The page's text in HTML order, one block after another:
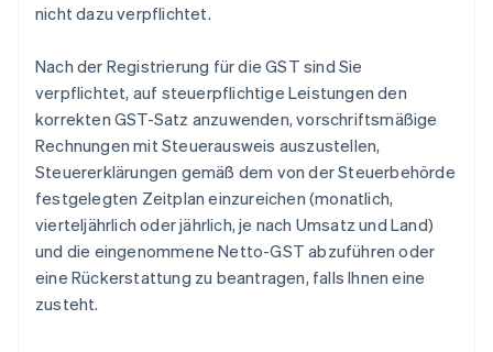
nicht dazu verpflichtet.
Nach der Registrierung für die GST sind Sie
verpflichtet, auf steuerpflichtige Leistungen den
korrekten GST-Satz anzuwenden, vorschriftsmäßige
Rechnungen mit Steuerausweis auszustellen,
Steuererklärungen gemäß dem von der Steuerbehörde
festgelegten Zeitplan einzureichen (monatlich,
vierteljährlich oder jährlich, je nach Umsatz und Land)
und die eingenommene Netto-GST abzuführen oder
eine Rückerstattung zu beantragen, falls Ihnen eine
zusteht.